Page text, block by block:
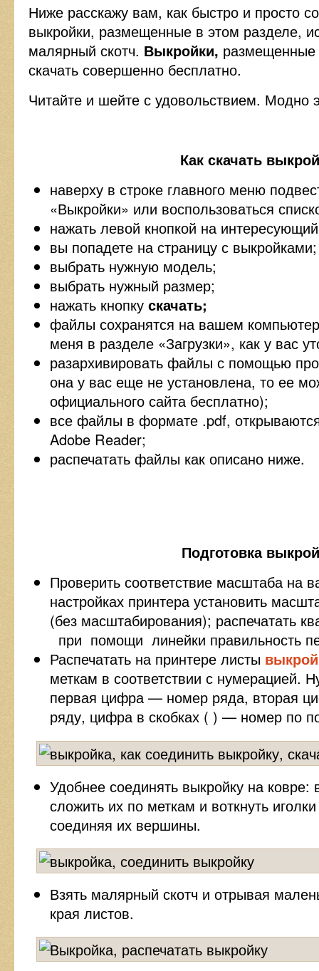
Ниже расскажу вам, как быстро и просто
выкройки, размещенные в этом разделе,
малярный скотч. Выкройки, размещенные
скачать совершенно бесплатно.
Читайте и шейте с удовольствием. Модно
Как скачать
наверху в строке главного меню
«Выкройки» или воспользоваться
нажать левой кнопкой на
вы попадете на страницу с выкройками;
выбрать нужную модель;
выбрать нужный размер;
нажать кнопку скачать;
файлы сохранятся на вашем
меня в разделе «Загрузки», как у вас
разархивировать файлы с помощью
она у вас еще не установлена, то ее
официального сайта бесплатно);
все файлы в формате .pdf,
Adobe Reader;
распечатать файлы как описано ниже.
Подготовка
Проверить соответствие масштаба на
настройках принтера установить
(без масштабирования); распечатать
при помощи линейки правильность
Распечатать на принтере листы
меткам в соответствии с нумерацией.
первая цифра — номер ряда, вторая
ряду, цифра в скобках ( ) — номер по
Удобнее соединять выкройку на ковре:
сложить их по меткам и воткнуть
соединяя их вершины.
Взять малярный скотч и отрывая
края листов.